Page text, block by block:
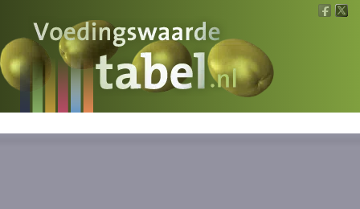
Voedingswaarde
Wat is wat?